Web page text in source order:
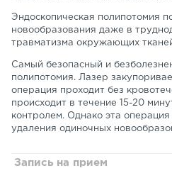
Эндоскопическая полипотомия
новообразования даже в
травматизма окружающих
Самый безопасный и
полипотомия. Лазер
операция проходит без
происходит в течение 15-20
контролем. Однако эта операция
удаления одиночных
Запись на прием